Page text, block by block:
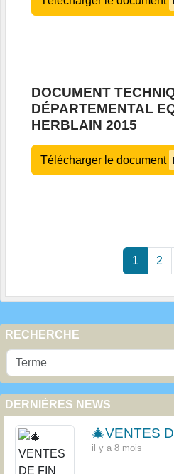
DOCUMENT
DÉPARTEMENTAL
HERBLAIN 2015
Télécharger le document
1 2
RECHERCHE
DERNIÈRES NEWS
🎄VENTES
il y a 8 mois